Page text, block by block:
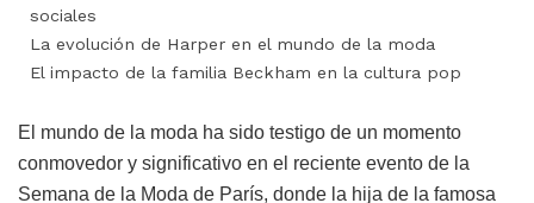
sociales
La evolución de Harper en el mundo de la moda
El impacto de la familia Beckham en la cultura pop
El mundo de la moda ha sido testigo de un momento
conmovedor y significativo en el reciente evento de la
Semana de la Moda de París, donde la hija de la famosa